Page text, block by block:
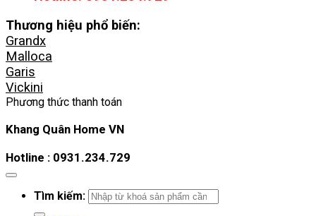
Thương hiệu phổ biến:
Grandx
Malloca
Garis
Vickini
Phương thức thanh toán
Khang Quân Home VN
Hotline : 0931.234.729
Tìm kiếm: